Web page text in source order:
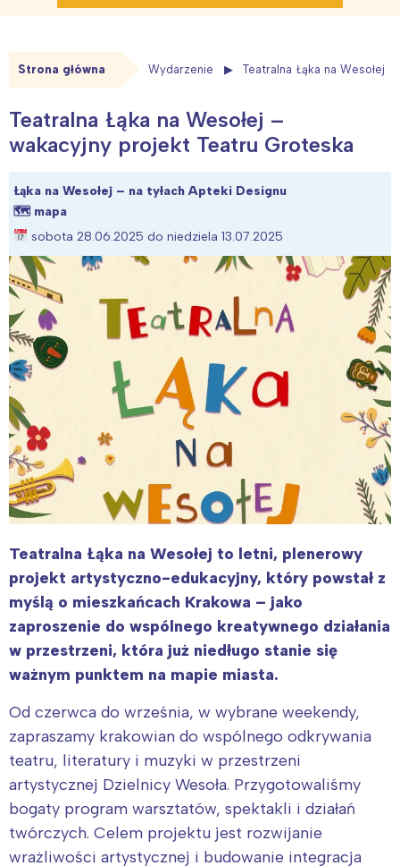
Strona główna Wydarzenie Teatralna Łąka na Wesołej
Teatralna Łąka na Wesołej –
wakacyjny projekt Teatru Groteska
Łąka na Wesołej – na tyłach Apteki Designu
🗺 mapa
sobota 28.06.2025 do niedziela 13.07.2025
Teatralna Łąka na Wesołej to letni, plenerowy
projekt artystyczno-edukacyjny, który powstał z
myślą o mieszkańcach Krakowa – jako
zaproszenie do wspólnego kreatywnego działania
w przestrzeni, która już niedługo stanie się
ważnym punktem na mapie miasta.
Od czerwca do września, w wybrane weekendy,
zapraszamy krakowian do wspólnego odkrywania
teatru, literatury i muzyki w przestrzeni
artystycznej Dzielnicy Wesoła. Przygotowaliśmy
bogaty program warsztatów, spektakli i działań
twórczych. Celem projektu jest rozwijanie
wrażliwości artystycznej i budowanie integracja